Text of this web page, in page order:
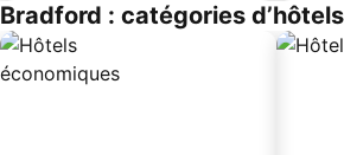
Bradford : catégories